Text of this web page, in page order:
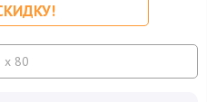
x 80